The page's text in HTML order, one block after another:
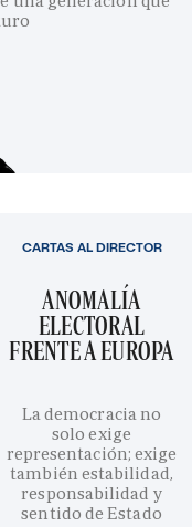
ANOMALÍA
ELECTORAL
FRENTE A EUROPA
La democracia no
solo exige
representación; exige
también estabilidad,
responsabilidad y
sentido de Estado
CARTAS AL DIRECTOR